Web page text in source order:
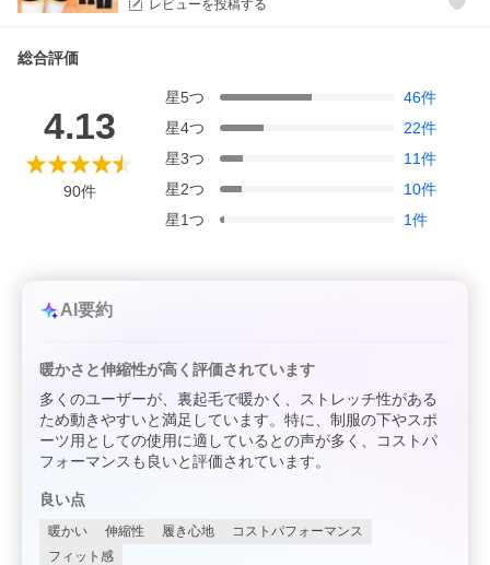
レビューを投稿する
総合評価
4.13
90件
星5つ 46件
星4つ 22件
星3つ 11件
星2つ 10件
星1つ 1件
AI要約
暖かさと伸縮性が高く評価されています
多くのユーザーが、裏起毛で暖かく、ストレッチ性がある
ため動きやすいと満足しています。特に、制服の下やスポ
ーツ用としての使用に適しているとの声が多く、コストパ
フォーマンスも良いと評価されています。
良い点
暖かい 伸縮性 履き心地
コストパフォーマンス
フィット感